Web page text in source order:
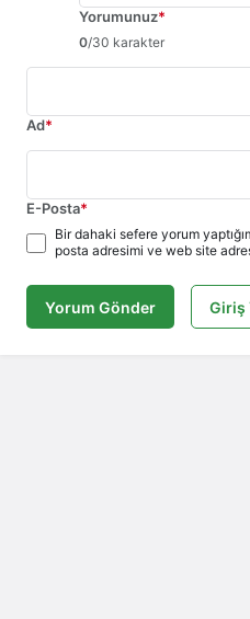
Yorumunuz*
0/30 karakter
Ad*
E-Posta*
Bir dahaki sefere yorum
posta adresimi ve web site
Yorum Gönder Giriş